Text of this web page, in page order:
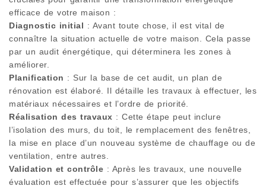
efficace de votre maison :
Diagnostic initial : Avant toute chose, il est vital de
connaître la situation actuelle de votre maison. Cela passe
par un audit énergétique, qui déterminera les zones à
améliorer.
Planification : Sur la base de cet audit, un plan de
rénovation est élaboré. Il détaille les travaux à effectuer, les
matériaux nécessaires et l’ordre de priorité.
Réalisation des travaux : Cette étape peut inclure
l’isolation des murs, du toit, le remplacement des fenêtres,
la mise en place d’un nouveau système de chauffage ou de
ventilation, entre autres.
Validation et contrôle : Après les travaux, une nouvelle
évaluation est effectuée pour s’assurer que les objectifs